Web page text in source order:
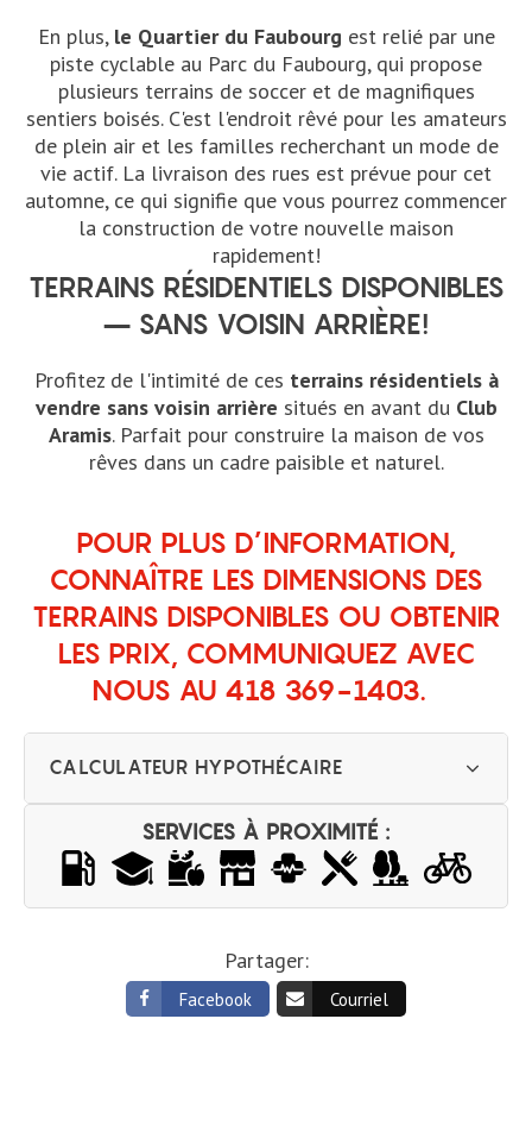
En plus, le Quartier du Faubourg est relié par une
piste cyclable au Parc du Faubourg, qui propose
plusieurs terrains de soccer et de magnifiques
sentiers boisés. C'est l'endroit rêvé pour les amateurs
de plein air et les familles recherchant un mode de
vie actif. La livraison des rues est prévue pour cet
automne, ce qui signifie que vous pourrez commencer
la construction de votre nouvelle maison
rapidement!
TERRAINS RÉSIDENTIELS DISPONIBLES
– SANS VOISIN ARRIÈRE!
Profitez de l'intimité de ces terrains résidentiels à
vendre sans voisin arrière situés en avant du Club
Aramis. Parfait pour construire la maison de vos
rêves dans un cadre paisible et naturel.
POUR PLUS D’INFORMATION,
CONNAÎTRE LES DIMENSIONS DES
TERRAINS DISPONIBLES OU OBTENIR
LES PRIX, COMMUNIQUEZ AVEC
NOUS AU 418 369-1403.
CALCULATEUR HYPOTHÉCAIRE
SERVICES À PROXIMITÉ :
Partager:
Facebook Courriel